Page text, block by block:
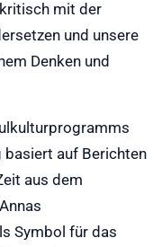
mit der
und unsere
Denken und
basiert auf Berichten
aus dem
Symbol für das